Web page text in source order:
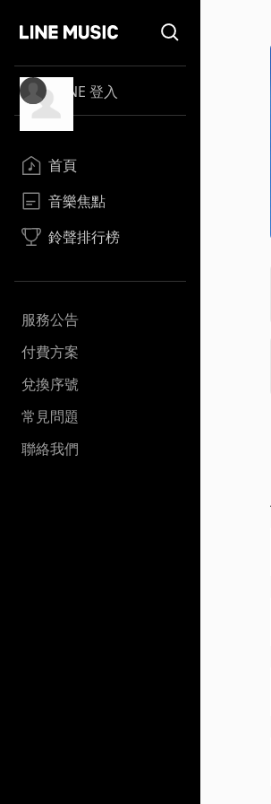
LINE 登入
首頁
音樂焦點
鈴聲排行榜
服務公告
付費方案
兌換序號
常見問題
聯絡我們